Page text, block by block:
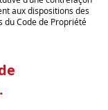
aux dispositions des
du Code de Propriété